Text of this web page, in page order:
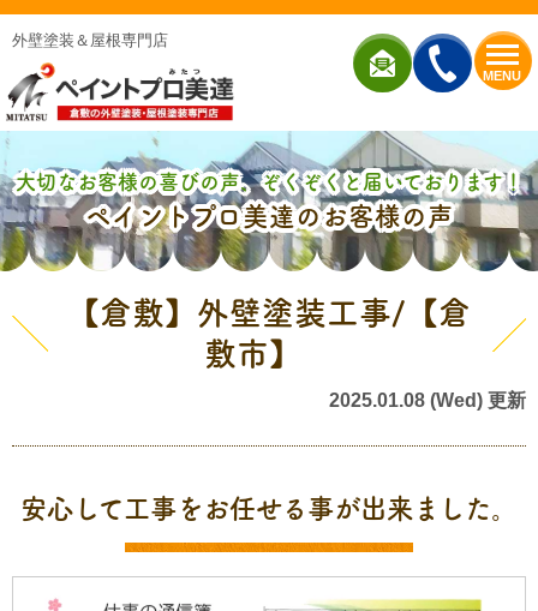
MENU
外壁塗装＆屋根専門店
大切なお客様の喜びの声、ぞくぞくと届いております！
ペイントプロ美達のお客様の声
【倉敷】外壁塗装工事/【倉
敷市】
2025.01.08 (Wed) 更新
安心して工事をお任せる事が出来ました。